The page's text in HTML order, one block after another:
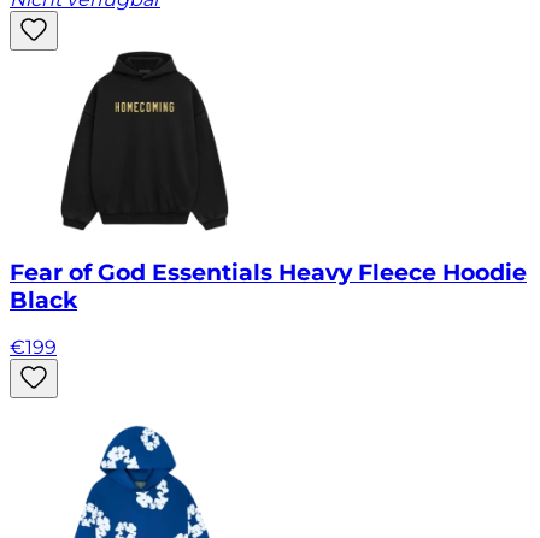
Fear of God Essentials Heavy Fleece Hoodie
Black
€199